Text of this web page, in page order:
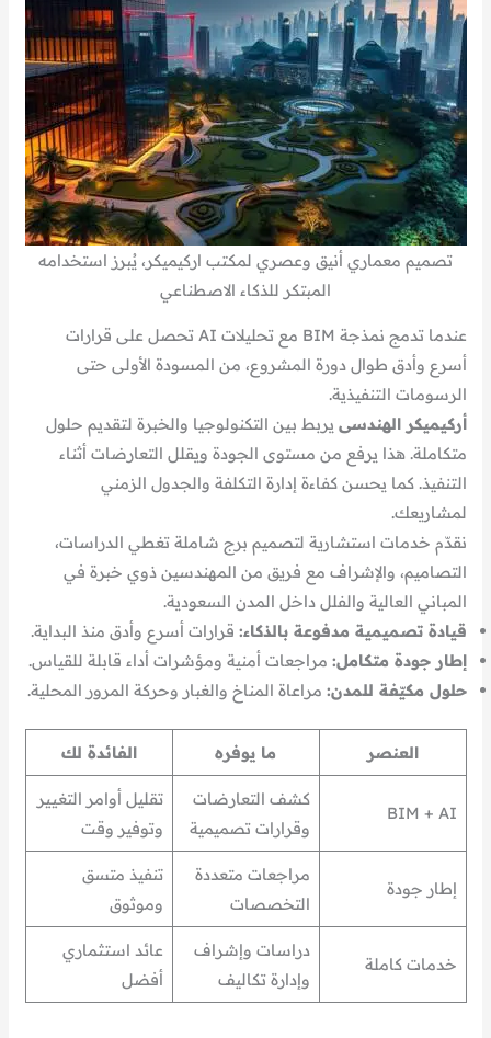
تصميم معماري أنيق وعصري لمكتب اركيميكر، يُبرز استخدامه
المبتكر للذكاء الاصطناعي
عندما تدمج نمذجة BIM مع تحليلات AI تحصل على قرارات
أسرع وأدق طوال دورة المشروع، من المسودة الأولى حتى
الرسومات التنفيذية.
أركيميكر الهندسى يربط بين التكنولوجيا والخبرة لتقديم حلول
متكاملة. هذا يرفع من مستوى الجودة ويقلل التعارضات أثناء
التنفيذ. كما يحسن كفاءة إدارة التكلفة والجدول الزمني
لمشاريعك.
نقدّم خدمات استشارية لتصميم برج شاملة تغطي الدراسات،
التصاميم، والإشراف مع فريق من المهندسين ذوي خبرة في
المباني العالية والفلل داخل المدن السعودية.
قيادة تصميمية مدفوعة بالذكاء: قرارات أسرع وأدق منذ البداية.
إطار جودة متكامل: مراجعات أمنية ومؤشرات أداء قابلة للقياس.
حلول مكيّفة للمدن: مراعاة المناخ والغبار وحركة المرور المحلية.
العنصر ما يوفره الفائدة لك
BIM + AI
كشف التعارضات
وقرارات تصميمية
تقليل أوامر التغيير
وتوفير وقت
إطار جودة
مراجعات متعددة
التخصصات
تنفيذ متسق
وموثوق
خدمات كاملة
دراسات وإشراف
وإدارة تكاليف
عائد استثماري
أفضل